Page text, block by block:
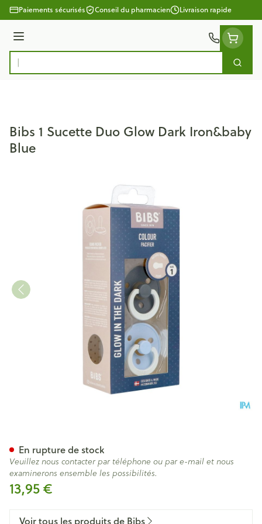
Aller au contenu
Paiements sécurisés Conseil du pharmacien Livraison rapide
Menu
Rechercher
Bibs 1 Sucette Duo Glow Dark Iron&baby
Blue
13,95 €
En rupture de stock
Veuillez nous contacter par téléphone ou par e-mail et nous
examinerons ensemble les possibilités.
Voir tous les produits de Bibs